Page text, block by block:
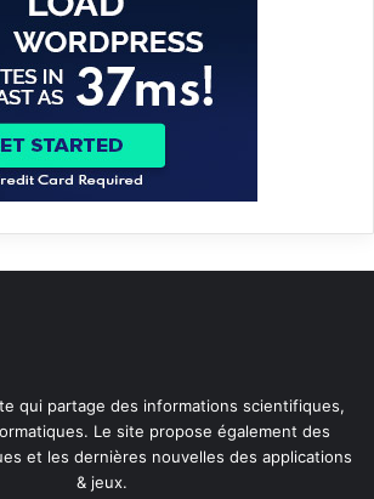
qui partage des informations scientifiques,
Le site propose également des
et les dernières nouvelles des applications
& jeux.